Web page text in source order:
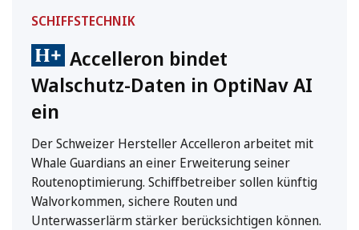
SCHIFFSTECHNIK
Accelleron bindet
Walschutz-Daten in OptiNav AI
ein
Der Schweizer Hersteller Accelleron arbeitet mit
Whale Guardians an einer Erweiterung seiner
Routenoptimierung. Schiffbetreiber sollen künftig
Walvorkommen, sichere Routen und
Unterwasserlärm stärker berücksichtigen können.